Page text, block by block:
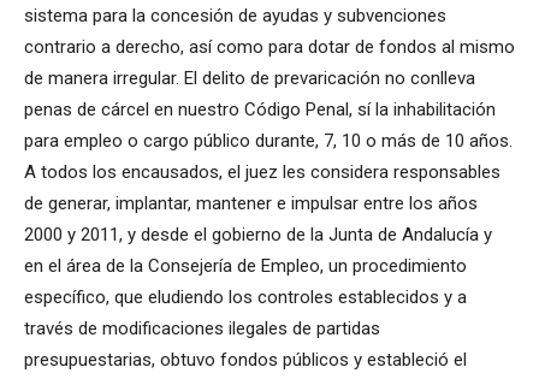
sistema para la concesión de ayudas y subvenciones
contrario a derecho, así como para dotar de fondos al mismo
de manera irregular. El delito de prevaricación no conlleva
penas de cárcel en nuestro Código Penal, sí la inhabilitación
para empleo o cargo público durante, 7, 10 o más de 10 años.
A todos los encausados, el juez les considera responsables
de generar, implantar, mantener e impulsar entre los años
2000 y 2011, y desde el gobierno de la Junta de Andalucía y
en el área de la Consejería de Empleo, un procedimiento
específico, que eludiendo los controles establecidos y a
través de modificaciones ilegales de partidas
presupuestarias, obtuvo fondos públicos y estableció el